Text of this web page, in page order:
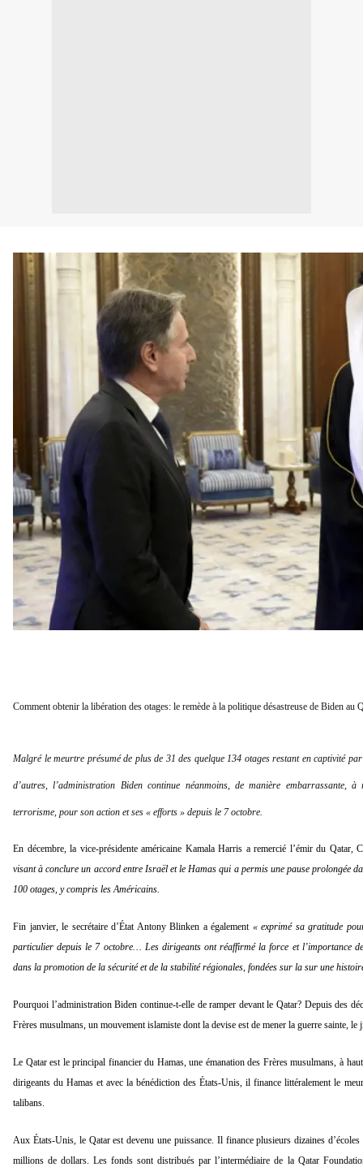
Comment obtenir la libération des otages: le remède à la politique désastreuse de Biden au
Malgré le meurtre présumé de plus de 31 des quelque 134 otages restant en captivité
d’autres, l’administration Biden continue néanmoins, de manière
terrorisme, pour son action et ses « efforts » depuis le 7 octobre.
En décembre, la vice-présidente américaine Kamala Harris a remercié l’émir du
visant à conclure un accord entre Israël et le Hamas qui a permis une pause prolongée
100 otages, y compris les Américains.
Fin janvier, le secrétaire d’État Antony Blinken a également « exprimé sa gratitude
particulier depuis le 7 octobre… Les dirigeants ont réaffirmé la force et l’importance
dans la promotion de la sécurité et de la stabilité régionales, fondées sur la sur une
Pourquoi l’administration Biden continue-t-elle de ramper devant le Qatar? Depuis des
Frères musulmans, un mouvement islamiste dont la devise est de mener la guerre sainte, le
Le Qatar est le principal financier du Hamas, une émanation des Frères musulmans, à
dirigeants du Hamas et avec la bénédiction des États-Unis, il finance littéralement le
talibans.
Aux États-Unis, le Qatar est devenu une puissance. Il finance plusieurs dizaines
millions de dollars. Les fonds sont distribués par l’intermédiaire de la Qatar